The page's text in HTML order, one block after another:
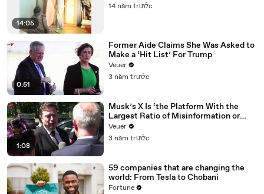
14:05
14 năm trước
0:51
Former Aide Claims She Was Asked to
Make a ‘Hit List’ For Trump
Veuer
3 năm trước
1:08
Musk’s X Is ‘the Platform With the
Largest Ratio of Misinformation or
Disinformation’ Amongst All Social
Media Platforms
Veuer
3 năm trước
59 companies that are changing the
world: From Tesla to Chobani
Fortune